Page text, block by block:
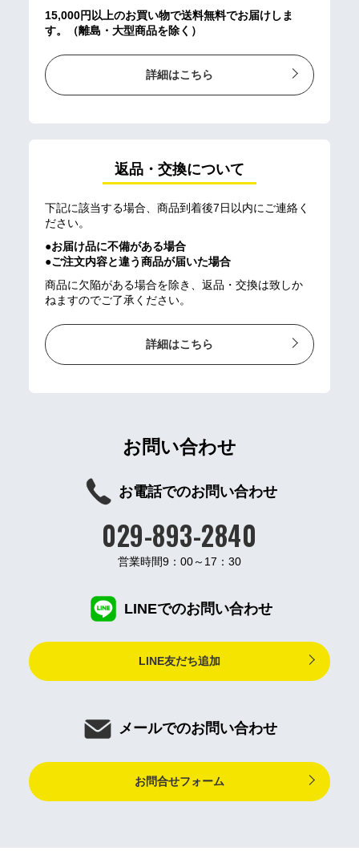
15,000円以上のお買い物で送料無料でお届けしま
す。（離島・大型商品を除く）
詳細はこちら
返品・交換について
下記に該当する場合、商品到着後7日以内にご連絡く
ださい。
●お届け品に不備がある場合
●ご注文内容と違う商品が届いた場合
商品に欠陥がある場合を除き、返品・交換は致しか
ねますのでご了承ください。
詳細はこちら
お問い合わせ
お電話でのお問い合わせ
029-893-2840
営業時間9：00～17：30
LINEでのお問い合わせ
LINE友だち追加
メールでのお問い合わせ
お問合せフォーム